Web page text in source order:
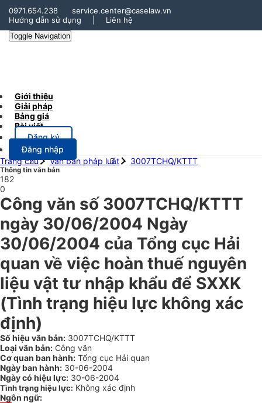
0971.654.238
service.center@caselaw.vn
Hướng dẫn sử dụng
Liên hệ
Toggle Navigation
Giới thiệu
Giải pháp
Bảng giá
Bài viết
Đăng ký
Đăng nhập
Trang chủ
Văn bản pháp luật 3007TCHQ/KTTT
Thông tin văn bản
182
0
Công văn số 3007TCHQ/KTTT
ngày 30/06/2004 Ngày
30/06/2004 của Tổng cục Hải
quan về việc hoàn thuế nguyên
liệu vật tư nhập khẩu để SXXK
(Tình trạng hiệu lực không xác
định)
Số hiệu văn bản: 3007TCHQ/KTTT
Loại văn bản: Công văn
Cơ quan ban hành: Tổng cục Hải quan
Ngày ban hành: 30-06-2004
Ngày có hiệu lực: 30-06-2004
Tình trạng hiệu lực: Không xác định
Ngôn ngữ: